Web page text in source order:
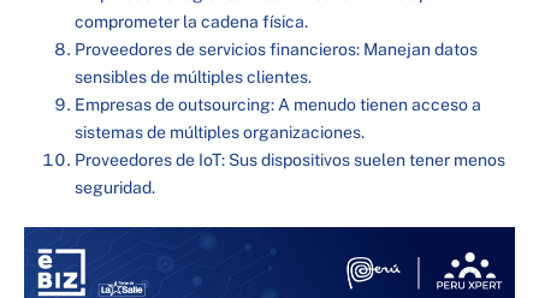
comprometer la cadena física.
Proveedores de servicios financieros: Manejan datos
sensibles de múltiples clientes.
Empresas de outsourcing: A menudo tienen acceso a
sistemas de múltiples organizaciones.
Proveedores de IoT: Sus dispositivos suelen tener menos
seguridad.